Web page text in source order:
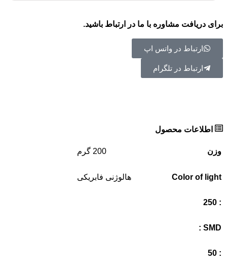
برای دریافت مشاوره با ما در ارتباط باشید.
ارتباط در واتس اپ
ارتباط در تلگرام
اطلاعات محصول
وزن 200 گرم
Color of light هالوژنی فابریکی
: 250
SMD :
: 50